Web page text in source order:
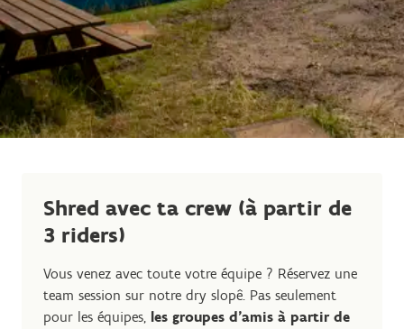
Shred avec ta crew (à partir de
3 riders)
Vous venez avec toute votre équipe ? Réservez une
team session sur notre dry slopê. Pas seulement
pour les équipes, les groupes d’amis à partir de